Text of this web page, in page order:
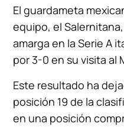
El guardameta
equipo, el
amarga en la Serie A
por 3-0 en su visita al
Este resultado ha
posición 19 de la
en una posición